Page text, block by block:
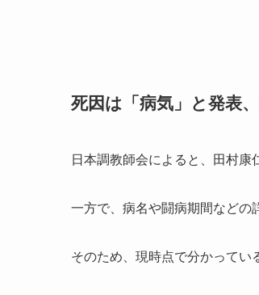
死因は「病気」と発表
日本調教師会によると、田村康
一方で、病名や闘病期間などの
そのため、現時点で分かってい